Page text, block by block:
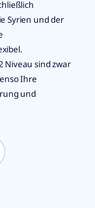
Syrien und der
Niveau sind zwar
Ihre
und